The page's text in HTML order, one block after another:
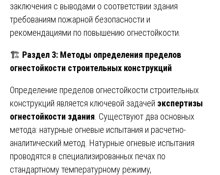
заключения с выводами о соответствии здания
требованиям пожарной безопасности и
рекомендациями по повышению огнестойкости.
🏗️ Раздел 3: Методы определения пределов
огнестойкости строительных конструкций
Определение пределов огнестойкости строительных
конструкций является ключевой задачей экспертизы
огнестойкости здания . Существуют два основных
метода: натурные огневые испытания и расчетно-
аналитический метод. Натурные огневые испытания
проводятся в специализированных печах по
стандартному температурному режиму,